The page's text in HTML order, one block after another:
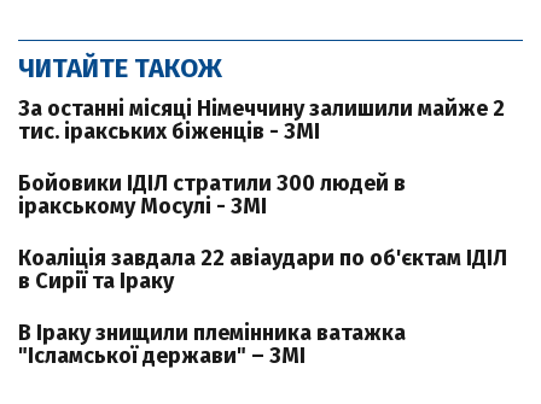
ЧИТАЙТЕ ТАКОЖ
За останні місяці Німеччину залишили майже 2
тис. іракських біженців - ЗМІ
Бойовики ІДІЛ стратили 300 людей в
іракському Мосулі - ЗМІ
Коаліція завдала 22 авіаудари по об'єктам ІДІЛ
в Сирії та Іраку
В Іраку знищили племінника ватажка
"Ісламської держави" – ЗМІ